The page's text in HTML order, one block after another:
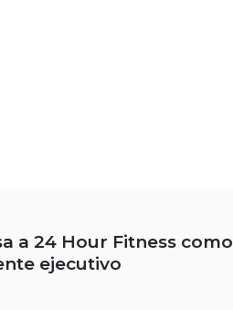
a 24 Hour Fitness como
ejecutivo